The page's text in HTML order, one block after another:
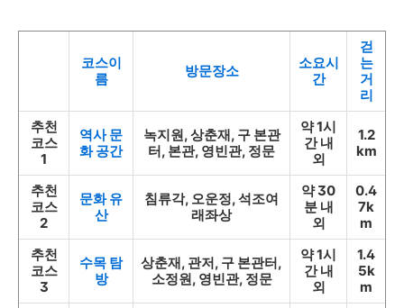
코스이
름
방문장소
소요시
간
걷
는
거
리
추천
코스
1
역사 문
화 공간
녹지원, 상춘재, 구 본관
터, 본관, 영빈관, 정문
약 1시
간 내
외
1.2
km
추천
코스
2
문화 유
산
침류각, 오운정, 석조여
래좌상
약 30
분 내
외
0.4
7k
m
추천
코스
3
수목 탐
방
상춘재, 관저, 구 본관터,
소정원, 영빈관, 정문
약 1시
간 내
외
1.4
5k
m